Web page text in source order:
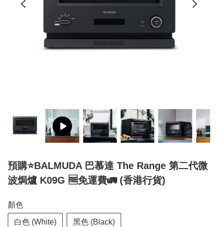
預購⭐️BALMUDA 巴慕達 The Range 第二代微
波焗爐 K09G 🆓免運費🚛 (香港行貨)
顏色
白色 (White) 黑色 (Black)